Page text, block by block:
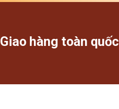
Giao hàng toàn quốc